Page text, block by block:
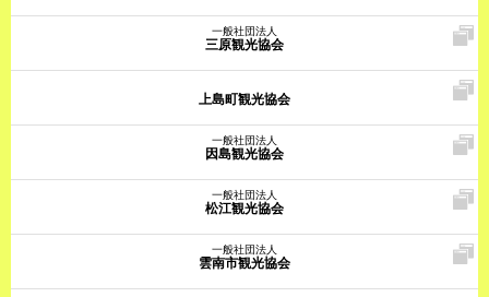
一般社団法人
三原観光協会
上島町観光協会
一般社団法人
因島観光協会
一般社団法人
松江観光協会
一般社団法人
雲南市観光協会